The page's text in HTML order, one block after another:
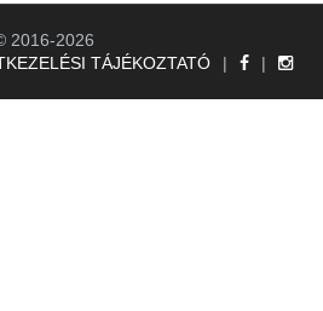
2016-2026
TÁJÉKOZTATÓ
| |